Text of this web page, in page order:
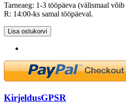
Tarneaeg: 1-3 tööpäeva (välismaal
R: 14:00-ks samal tööpäeval.
Lisa ostukorvi
KirjeldusGPSR